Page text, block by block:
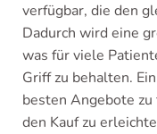
verfügbar, die den
Dadurch wird eine
was für viele
Griff zu behalten.
besten Angebote
den Kauf zu